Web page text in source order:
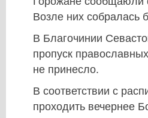
Возле них собралась
В Благочинии
пропуск
не принесло.
В соответствии с
проходить вечернее